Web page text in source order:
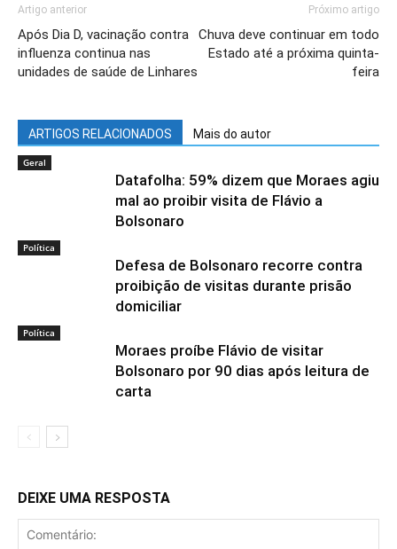
Artigo anterior
Após Dia D, vacinação contra
influenza continua nas
unidades de saúde de Linhares
Próximo artigo
Chuva deve continuar em todo
Estado até a próxima quinta-
feira
ARTIGOS RELACIONADOS Mais do autor
Geral
Datafolha: 59% dizem que Moraes agiu
mal ao proibir visita de Flávio a
Bolsonaro
Política
Defesa de Bolsonaro recorre contra
proibição de visitas durante prisão
domiciliar
Política
Moraes proíbe Flávio de visitar
Bolsonaro por 90 dias após leitura de
carta
DEIXE UMA RESPOSTA